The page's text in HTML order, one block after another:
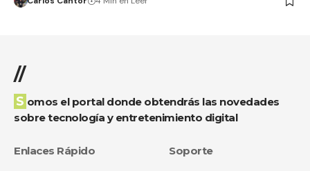
//
Somos el portal donde obtendrás las novedades
sobre tecnología y entretenimiento digital
Enlaces Rápido Soporte